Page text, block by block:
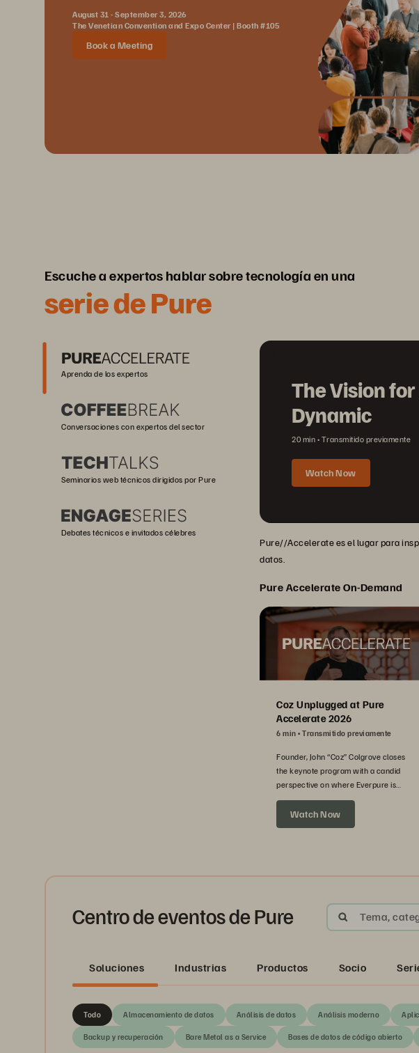
August 31 - September 3, 2026
The Venetian Convention and Expo Center | Booth #105
Book a Meeting
Escuche a expertos hablar sobre tecnología en una
serie de Pure
Aprenda de los expertos
Conversaciones con expertos del sector
Seminarios web técnicos dirigidos por Pure
Debates técnicos e invitados célebres
The Vision
Dynamic
20 min Transmitido previamente
Watch Now
Pure//Accelerate es el lugar para
datos.
Pure Accelerate On-Demand
Coz Unplugged at Pure
Accelerate 2026
6 min Transmitido previamente
Founder, John “Coz” Colgrove closes
the keynote program with a candid
perspective on where Everpure is
headed next.
Watch Now
Centro de eventos de Pure Tema,
Soluciones Industrias Productos Socio
Todo Almacenamiento de datos Análisis de datos Análisis moderno
Backup y recuperación Bare Metal as a Service Bases de datos de código abierto